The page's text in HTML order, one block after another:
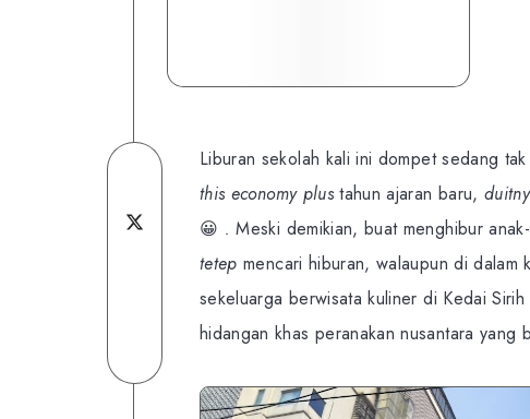
Share
on
Facebook
Telegram
on
Liburan sekolah kali ini dompet sedang
this economy plustahun ajaran baru,
😀 .Meski demikian, buat menghibur
tetepmencari hiburan, walaupun di dalam
sekeluarga berwisata kuliner di Kedai
hidangan khas peranakan nusantara yang